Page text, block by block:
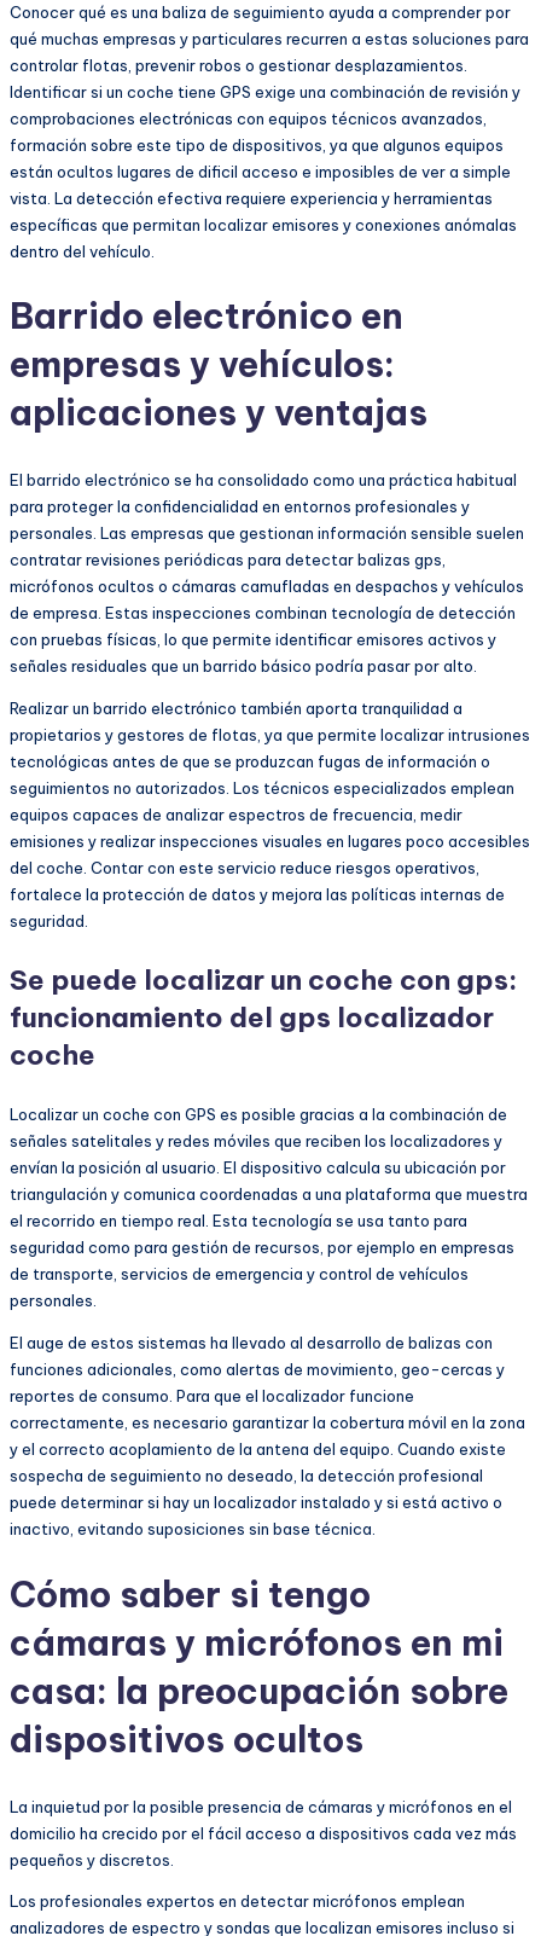
Conocer qué es una baliza de seguimiento ayuda a comprender por
qué muchas empresas y particulares recurren a estas soluciones para
controlar flotas, prevenir robos o gestionar desplazamientos.
Identificar si un coche tiene GPS exige una combinación de revisión y
comprobaciones electrónicas con equipos técnicos avanzados,
formación sobre este tipo de dispositivos, ya que algunos equipos
están ocultos lugares de dificil acceso e imposibles de ver a simple
vista. La detección efectiva requiere experiencia y herramientas
específicas que permitan localizar emisores y conexiones anómalas
dentro del vehículo.
Barrido electrónico en
empresas y vehículos:
aplicaciones y ventajas
El barrido electrónico se ha consolidado como una práctica habitual
para proteger la confidencialidad en entornos profesionales y
personales. Las empresas que gestionan información sensible suelen
contratar revisiones periódicas para detectar balizas gps,
micrófonos ocultos o cámaras camufladas en despachos y vehículos
de empresa. Estas inspecciones combinan tecnología de detección
con pruebas físicas, lo que permite identificar emisores activos y
señales residuales que un barrido básico podría pasar por alto.
Realizar un barrido electrónico también aporta tranquilidad a
propietarios y gestores de flotas, ya que permite localizar intrusiones
tecnológicas antes de que se produzcan fugas de información o
seguimientos no autorizados. Los técnicos especializados emplean
equipos capaces de analizar espectros de frecuencia, medir
emisiones y realizar inspecciones visuales en lugares poco accesibles
del coche. Contar con este servicio reduce riesgos operativos,
fortalece la protección de datos y mejora las políticas internas de
seguridad.
Se puede localizar un coche con gps:
funcionamiento del gps localizador
coche
Localizar un coche con GPS es posible gracias a la combinación de
señales satelitales y redes móviles que reciben los localizadores y
envían la posición al usuario. El dispositivo calcula su ubicación por
triangulación y comunica coordenadas a una plataforma que muestra
el recorrido en tiempo real. Esta tecnología se usa tanto para
seguridad como para gestión de recursos, por ejemplo en empresas
de transporte, servicios de emergencia y control de vehículos
personales.
El auge de estos sistemas ha llevado al desarrollo de balizas con
funciones adicionales, como alertas de movimiento, geo-cercas y
reportes de consumo. Para que el localizador funcione
correctamente, es necesario garantizar la cobertura móvil en la zona
y el correcto acoplamiento de la antena del equipo. Cuando existe
sospecha de seguimiento no deseado, la detección profesional
puede determinar si hay un localizador instalado y si está activo o
inactivo, evitando suposiciones sin base técnica.
Cómo saber si tengo
cámaras y micrófonos en mi
casa: la preocupación sobre
dispositivos ocultos
La inquietud por la posible presencia de cámaras y micrófonos en el
domicilio ha crecido por el fácil acceso a dispositivos cada vez más
pequeños y discretos.
Los profesionales expertos en detectar micrófonos emplean
analizadores de espectro y sondas que localizan emisores incluso si